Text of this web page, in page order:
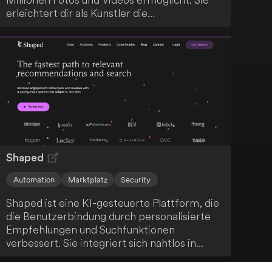
erleichtert dir als Künstler die
diese mit großen Marktplätzen und Marken
verbindet und manuelle Aufgaben reduziert.
Zusätzlich bietet Wirestock einen
leistungsfähigen KI-Generator, der das
Erstellen und Monetarisieren von KI-Inhalten
in wenigen Schritten ermöglicht.
Shaped
Automation Marktplatz Security
Shaped ist eine KI-gesteuerte Plattform, die
die Benutzerbindung durch personalisierte
Empfehlungen und Suchfunktionen
verbessert. Sie integriert sich nahtlos in